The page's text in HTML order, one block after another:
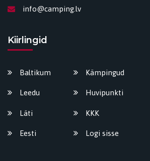
info@camping.lv
Kiirlingid
Baltikum
Leedu
Läti
Eesti
Kämpingud
Huvipunkti
KKK
Logi sisse